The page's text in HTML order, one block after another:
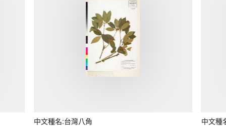
中文種名:台灣八角 中文種